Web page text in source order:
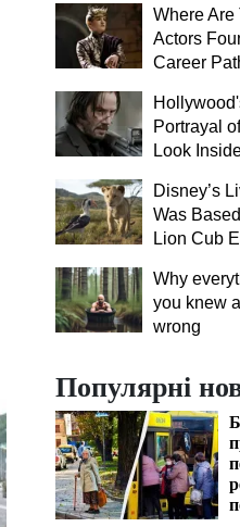
Where
Actors
Career
Portrayal
Look
Disney’s
Was
Lion Cub
Why
you knew
wrong
Популярні